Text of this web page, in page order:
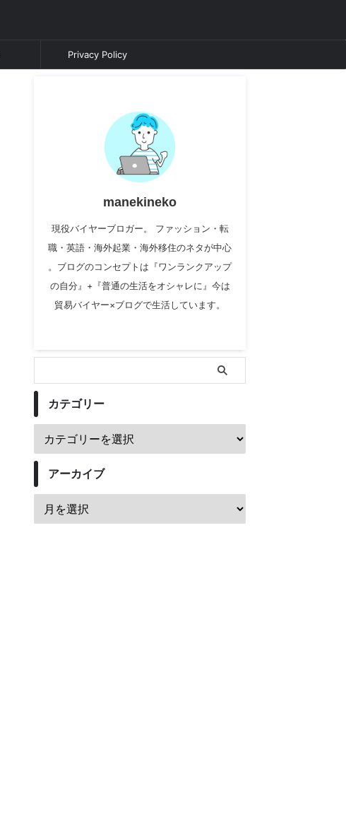
Privacy Policy
manekineko
現役バイヤーブロガー。 ファッション・転
職・英語・海外起業・海外移住のネタが中心
。ブログのコンセプトは『ワンランクアップ
の自分』+『普通の生活をオシャレに』今は
貿易バイヤー×ブログで生活しています。
カテゴリー
アーカイブ